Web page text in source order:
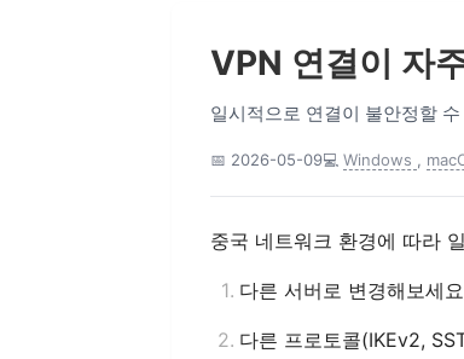
VPN 연결이 자
일시적으로 연결이 불안정할
📅 2026-05-09💻 Windows ,
중국 네트워크 환경에 따라
다른 서버로 변경해보세요
다른 프로토콜(IKEv2,